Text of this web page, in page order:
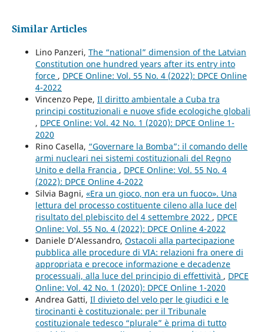
Similar Articles
Lino Panzeri, The “national” dimension of the Latvian
Constitution one hundred years after its entry into
force , DPCE Online: Vol. 55 No. 4 (2022): DPCE Online
4-2022
Vincenzo Pepe, Il diritto ambientale a Cuba tra
principi costituzionali e nuove sfide ecologiche globali
, DPCE Online: Vol. 42 No. 1 (2020): DPCE Online 1-
2020
Rino Casella, “Governare la Bomba”: il comando delle
armi nucleari nei sistemi costituzionali del Regno
Unito e della Francia , DPCE Online: Vol. 55 No. 4
(2022): DPCE Online 4-2022
Silvia Bagni, «Era un gioco, non era un fuoco». Una
lettura del processo costituente cileno alla luce del
risultato del plebiscito del 4 settembre 2022 , DPCE
Online: Vol. 55 No. 4 (2022): DPCE Online 4-2022
Daniele D’Alessandro, Ostacoli alla partecipazione
pubblica alle procedure di VIA: relazioni fra onere di
appropriata e precoce informazione e decadenze
processuali, alla luce del principio di effettività , DPCE
Online: Vol. 42 No. 1 (2020): DPCE Online 1-2020
Andrea Gatti, Il divieto del velo per le giudici e le
tirocinanti è costituzionale: per il Tribunale
costituzionale tedesco “plurale” è prima di tutto